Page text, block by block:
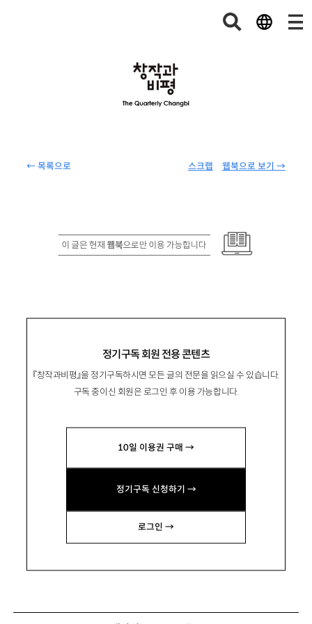
← 목록으로 웹북으로 보기 →
스크랩
정기구독 회원 전용 콘텐츠
『창작과비평』을 정기구독하시면 모든 글의 전문을 읽으실 수 있습니다.
구독 중이신 회원은 로그인 후 이용 가능합니다.
10일 이용권 구매 →
정기구독 신청하기 →
로그인 →